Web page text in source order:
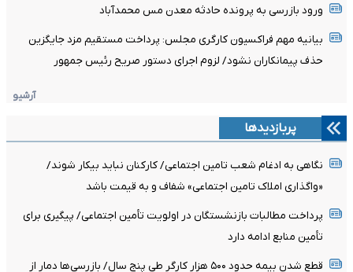
ورود بازرسی به پرونده حادثه معدن مس محمدآباد
بیانیه مهم فراکسیون کارگری مجلس: پرداخت مستقیم مزد جایگزین
حذف پیمانکاران نشود/ لزوم اجرای دستور صریح رئیس جمهور
آرشیو
پربازدیدها
نگاهی به ادغام شعب تامین اجتماعی/ کارکنان نباید بیکار شوند/
«واگذاری املاک تامین اجتماعی» شفاف و به قیمت باشد
پرداخت مطالبات بازنشستگان در اولویت تأمین اجتماعی/ پیگیری برای
تأمین منابع ادامه دارد
قطع شدن بیمه حدود ۵۰۰ هزار کارگر طی پنج سال/ بازرسی‌ها دمار از